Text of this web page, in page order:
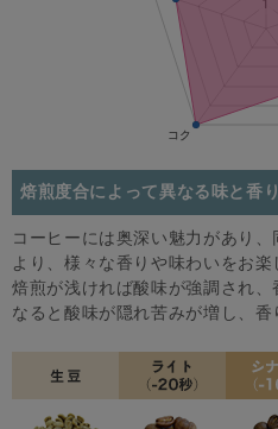
焙煎度合によって異なる味と香り
コーヒーには奥深い魅力があり
より、様々な香りや味わいをお楽
焙煎が浅ければ酸味が強調され、
なると酸味が隠れ苦みが増し、香